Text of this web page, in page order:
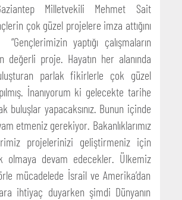
Milletvekili Mehmet Sait
çok güzel projelere imza attığını
yaptığı çalışmaların
değerli proje. Hayatın her alanında
parlak fikirlerle çok güzel
İnanıyorum ki gelecekte tarihe
buluşlar yapacaksınız. Bunun içinde
etmeniz gerekiyor. Bakanlıklarımız
projelerinizi geliştirmeniz için
olmaya devam edecekler. Ülkemiz
mücadelede İsrail ve Amerika’dan
ihtiyaç duyarken şimdi Dünyanın